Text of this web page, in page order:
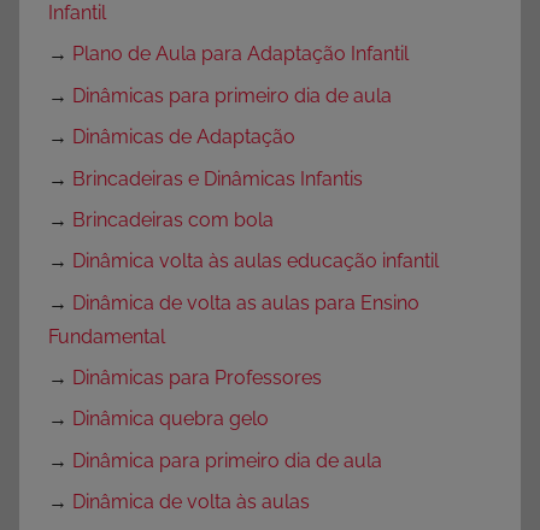
Infantil
→ Plano de Aula para Adaptação Infantil
→ Dinâmicas para primeiro dia de aula
→ Dinâmicas de Adaptação
→ Brincadeiras e Dinâmicas Infantis
→ Brincadeiras com bola
→ Dinâmica volta às aulas educação infantil
→ Dinâmica de volta as aulas para Ensino
Fundamental
→ Dinâmicas para Professores
→ Dinâmica quebra gelo
→ Dinâmica para primeiro dia de aula
→ Dinâmica de volta às aulas